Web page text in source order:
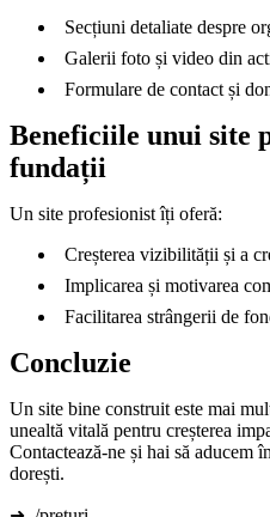
Secțiuni detaliate despre
Galerii foto și video din
Formulare de contact și
Beneficiile unui site
fundații
Un site profesionist îți oferă:
Creșterea vizibilității și a
Implicarea și motivarea
Facilitarea strângerii de
Concluzie
Un site bine construit este mai
unealtă vitală pentru creșterea
Contactează-ne și hai să aducem
dorești.